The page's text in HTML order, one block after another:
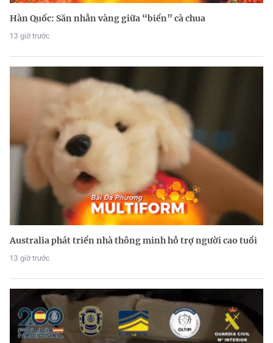
Hàn Quốc: Săn nhẫn vàng giữa “biển” cà chua
13 giờ trước
Australia phát triển nhà thông minh hỗ trợ người cao tuổi
13 giờ trước